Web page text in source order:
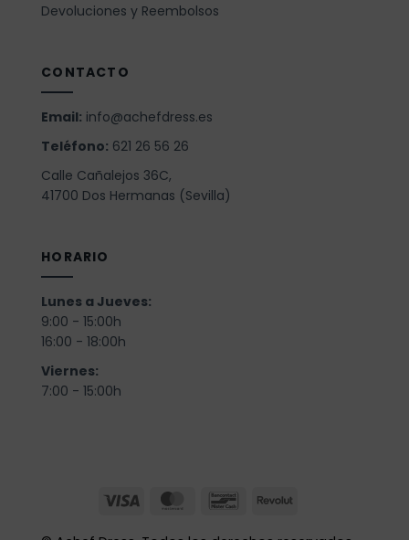
Devoluciones y Reembolsos
CONTACTO
Email: info@achefdress.es
Teléfono: 621 26 56 26
Calle Cañalejos 36C,
41700 Dos Hermanas (Sevilla)
HORARIO
Lunes a Jueves:
9:00 - 15:00h
16:00 - 18:00h
Viernes:
7:00 - 15:00h